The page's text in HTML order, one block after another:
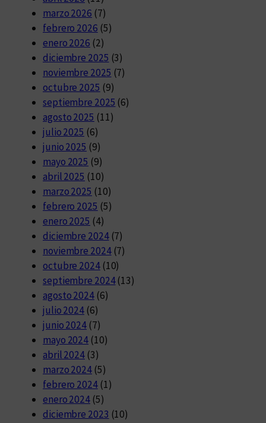
marzo 2026 (7)
febrero 2026 (5)
enero 2026 (2)
diciembre 2025 (3)
noviembre 2025 (7)
octubre 2025 (9)
septiembre 2025 (6)
agosto 2025 (11)
julio 2025 (6)
junio 2025 (9)
mayo 2025 (9)
abril 2025 (10)
marzo 2025 (10)
febrero 2025 (5)
enero 2025 (4)
diciembre 2024(7)
noviembre 2024(7)
octubre 2024(10)
septiembre 2024(13)
agosto 2024(6)
julio 2024 (6)
junio 2024 (7)
mayo 2024 (10)
abril 2024 (3)
marzo 2024 (5)
febrero 2024(1)
enero 2024 (5)
diciembre 2023 (10)